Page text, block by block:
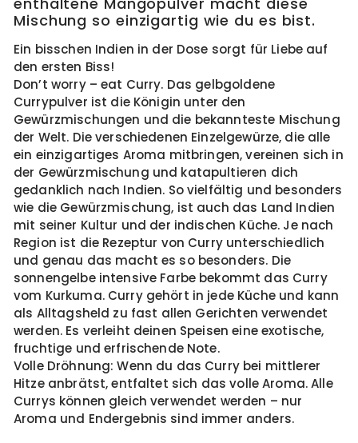
Mischung so einzigartig wie du es bist.
Ein bisschen Indien in der Dose sorgt für Liebe auf
den ersten Biss!
Don’t worry – eat Curry. Das gelbgoldene
Currypulver ist die Königin unter den
Gewürzmischungen und die bekannteste Mischung
der Welt. Die verschiedenen Einzelgewürze, die alle
ein einzigartiges Aroma mitbringen, vereinen sich in
der Gewürzmischung und katapultieren dich
gedanklich nach Indien. So vielfältig und besonders
wie die Gewürzmischung, ist auch das Land Indien
mit seiner Kultur und der indischen Küche. Je nach
Region ist die Rezeptur von Curry unterschiedlich
und genau das macht es so besonders. Die
sonnengelbe intensive Farbe bekommt das Curry
vom Kurkuma. Curry gehört in jede Küche und kann
als Alltagsheld zu fast allen Gerichten verwendet
werden. Es verleiht deinen Speisen eine exotische,
fruchtige und erfrischende Note.
Volle Dröhnung: Wenn du das Curry bei mittlerer
Hitze anbrätst, entfaltet sich das volle Aroma. Alle
Currys können gleich verwendet werden – nur
Aroma und Endergebnis sind immer anders.